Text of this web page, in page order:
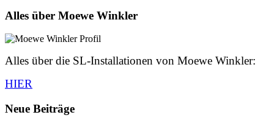
Alles über Moewe Winkler
Alles über die SL-Installationen von Moewe Winkler:
HIER
Neue Beiträge